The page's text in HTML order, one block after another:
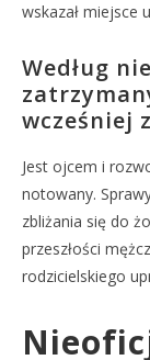
wskazał miejsce
Według
wcześniej
Jest ojcem i
notowany.
zbliżania się do
przeszłości
rodzicielskiego